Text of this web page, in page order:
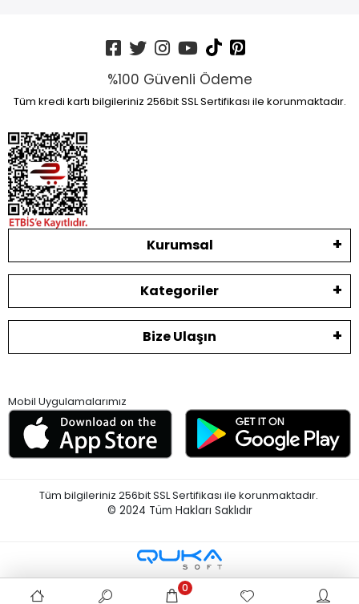
%100 Güvenli Ödeme
Tüm kredi kartı bilgileriniz 256bit SSL Sertifikası ile korunmaktadır.
Kurumsal
Kategoriler
Bize Ulaşın
Mobil Uygulamalarımız
Tüm bilgileriniz 256bit SSL Sertifikası ile korunmaktadır.
© 2024 Tüm Hakları Saklıdır
0